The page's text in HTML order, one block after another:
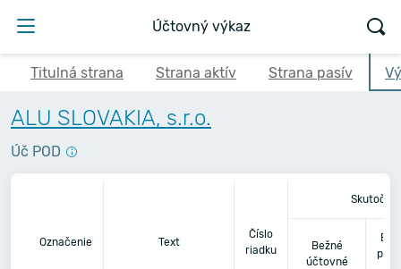
Účtovný výkaz
Titulná strana Strana aktív Strana pasív
ALU SLOVAKIA, s.r.o.
Úč POD
Označenie Text
Číslo
riadku
Bežné
účtovné